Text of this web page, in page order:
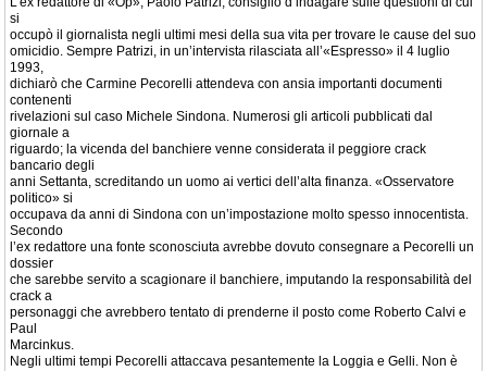
si
occupò il giornalista negli ultimi mesi della sua vita per trovare le cause del suo
omicidio. Sempre Patrizi, in un’intervista rilasciata all’«Espresso» il 4 luglio
1993,
dichiarò che Carmine Pecorelli attendeva con ansia importanti documenti
contenenti
rivelazioni sul caso Michele Sindona. Numerosi gli articoli pubblicati dal
giornale a
riguardo; la vicenda del banchiere venne considerata il peggiore crack
bancario degli
anni Settanta, screditando un uomo ai vertici dell’alta finanza. «Osservatore
politico» si
occupava da anni di Sindona con un’impostazione molto spesso innocentista.
Secondo
l’ex redattore una fonte sconosciuta avrebbe dovuto consegnare a Pecorelli un
dossier
che sarebbe servito a scagionare il banchiere, imputando la responsabilità del
crack a
personaggi che avrebbero tentato di prenderne il posto come Roberto Calvi e
Paul
Marcinkus.
Negli ultimi tempi Pecorelli attaccava pesantemente la Loggia e Gelli. Non è